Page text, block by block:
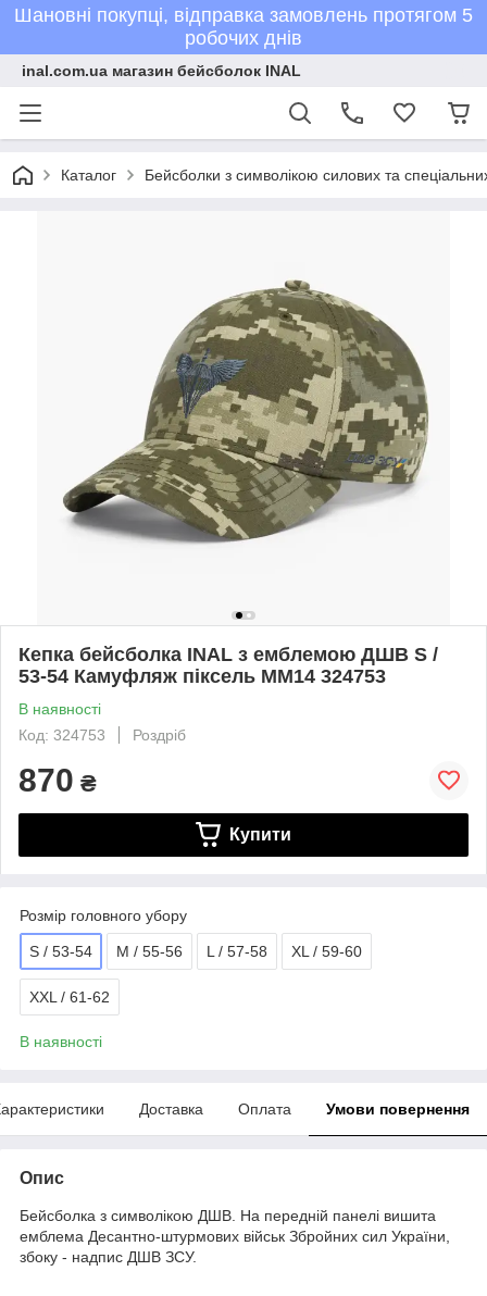
Шановні покупці, відправка замовлень протягом 5
робочих днів
inal.com.ua магазин бейсболок INAL
Каталог Бейсболки з символікою силових та
Кепка бейсболка INAL з емблемою ДШВ S /
53-54 Камуфляж піксель ММ14 324753
В наявності
Код: 324753
Роздріб
870 ₴
Купити
Розмір головного убору
S / 53-54 M / 55-56 L / 57-58 XL / 59-60
XXL / 61-62
В наявності
Доставка Оплата Умови повернення
Опис
Бейсболка з символікою ДШВ. На передній панелі вишита
емблема Десантно-штурмових військ Збройних сил України,
збоку - надпис ДШВ ЗСУ.